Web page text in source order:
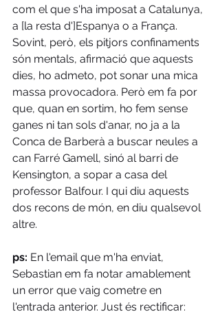
com el que s'ha imposat a Catalunya,
a [la resta d']Espanya o a França.
Sovint, però, els pitjors confinaments
són mentals, afirmació que aquests
dies, ho admeto, pot sonar una mica
massa provocadora. Però em fa por
que, quan en sortim, ho fem sense
ganes ni tan sols d'anar, no ja a la
Conca de Barberà a buscar neules a
can Farré Gamell, sinó al barri de
Kensington, a sopar a casa del
professor Balfour. I qui diu aquests
dos recons de món, en diu qualsevol
altre.
ps: En l'email que m'ha enviat,
Sebastian em fa notar amablement
un error que vaig cometre en
l'entrada anterior. Just és rectificar: